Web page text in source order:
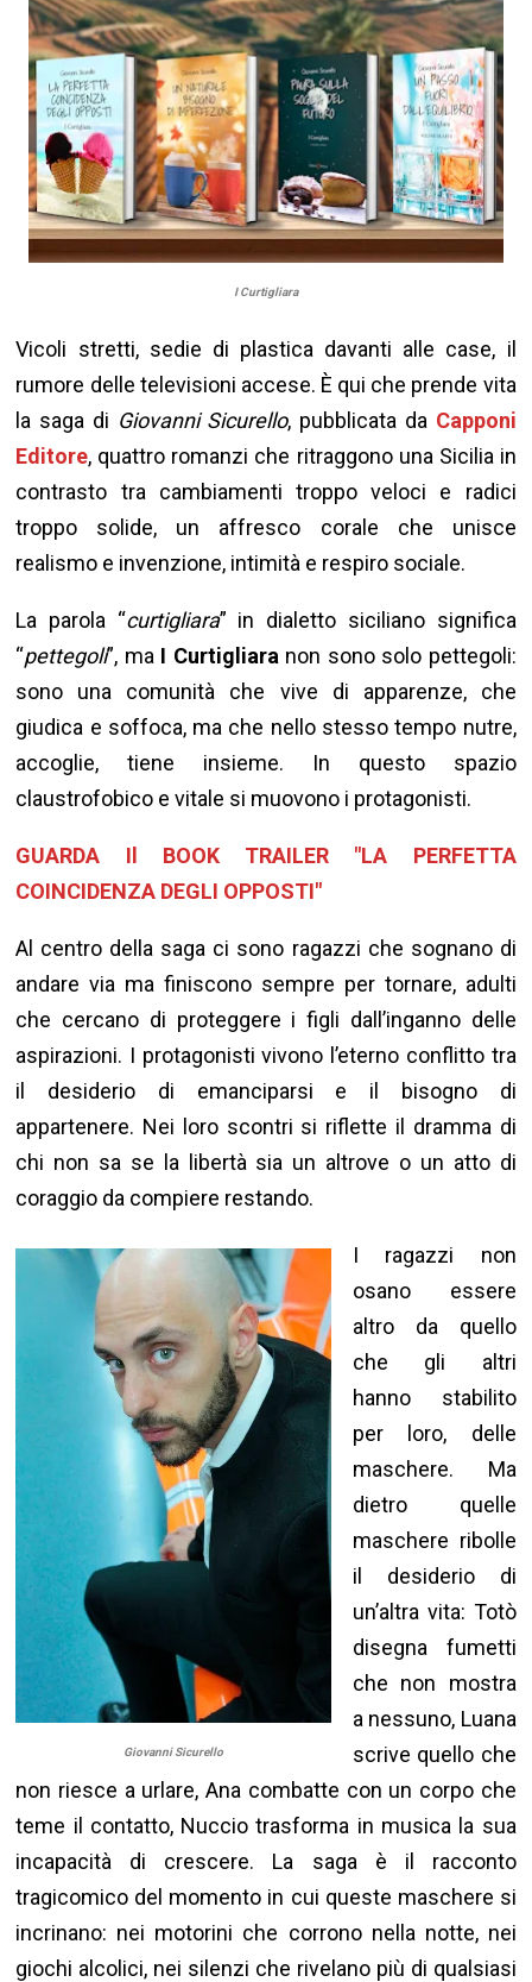
I Curtigliara
Vicoli stretti, sedie di plastica davanti alle case, il
rumore delle televisioni accese. È qui che prende vita
la saga di Giovanni Sicurello, pubblicata da Capponi
Editore, quattro romanzi che ritraggono una Sicilia in
contrasto tra cambiamenti troppo veloci e radici
troppo solide, un affresco corale che unisce
realismo e invenzione, intimità e respiro sociale.
La parola “curtigliara” in dialetto siciliano significa
“pettegoli”, ma I Curtigliara non sono solo pettegoli:
sono una comunità che vive di apparenze, che
giudica e soffoca, ma che nello stesso tempo nutre,
accoglie, tiene insieme. In questo spazio
claustrofobico e vitale si muovono i protagonisti.
GUARDA Il BOOK TRAILER "LA PERFETTA
COINCIDENZA DEGLI OPPOSTI"
Al centro della saga ci sono ragazzi che sognano di
andare via ma finiscono sempre per tornare, adulti
che cercano di proteggere i figli dall’inganno delle
aspirazioni. I protagonisti vivono l’eterno conflitto tra
il desiderio di emanciparsi e il bisogno di
appartenere. Nei loro scontri si riflette il dramma di
chi non sa se la libertà sia un altrove o un atto di
coraggio da compiere restando.
Giovanni Sicurello
I ragazzi non
osano essere
altro da quello
che gli altri
hanno stabilito
per loro, delle
maschere. Ma
dietro quelle
maschere ribolle
il desiderio di
un’altra vita: Totò
disegna fumetti
che non mostra
a nessuno, Luana
scrive quello che
non riesce a urlare, Ana combatte con un corpo che
teme il contatto, Nuccio trasforma in musica la sua
incapacità di crescere. La saga è il racconto
tragicomico del momento in cui queste maschere si
incrinano: nei motorini che corrono nella notte, nei
giochi alcolici, nei silenzi che rivelano più di qualsiasi